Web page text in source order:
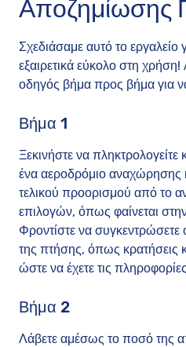
Αποζημίωσης
Σχεδιάσαμε αυτό το εργαλείο
εξαιρετικά εύκολο στη
οδηγός βήμα προς βήμα για
Βήμα 1
Ξεκινήστε να πληκτρολογείτε
ένα αεροδρόμιο αναχώρησης
τελικού προορισμού από το
επιλογών, όπως φαίνεται
Φροντίστε να συγκεντρώσετε
της πτήσης, όπως κρατήσεις
ώστε να έχετε τις
Βήμα 2
Λάβετε αμέσως το ποσό της